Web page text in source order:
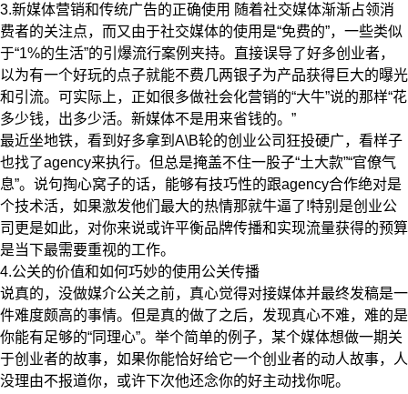
3.新媒体营销和传统广告的正确使用 随着社交媒体渐渐占领消
费者的关注点，而又由于社交媒体的使用是“免费的”，一些类似
于“1%的生活”的引爆流行案例夹持。直接误导了好多创业者，
以为有一个好玩的点子就能不费几两银子为产品获得巨大的曝光
和引流。可实际上，正如很多做社会化营销的“大牛”说的那样“花
多少钱，出多少活。新媒体不是用来省钱的。”
最近坐地铁，看到好多拿到A\B轮的创业公司狂投硬广，看样子
也找了agency来执行。但总是掩盖不住一股子“土大款”“官僚气
息”。说句掏心窝子的话，能够有技巧性的跟agency合作绝对是
个技术活，如果激发他们最大的热情那就牛逼了!特别是创业公
司更是如此，对你来说或许平衡品牌传播和实现流量获得的预算
是当下最需要重视的工作。
4.公关的价值和如何巧妙的使用公关传播
说真的，没做媒介公关之前，真心觉得对接媒体并最终发稿是一
件难度颇高的事情。但是真的做了之后，发现真心不难，难的是
你能有足够的“同理心”。举个简单的例子，某个媒体想做一期关
于创业者的故事，如果你能恰好给它一个创业者的动人故事，人
没理由不报道你，或许下次他还念你的好主动找你呢。